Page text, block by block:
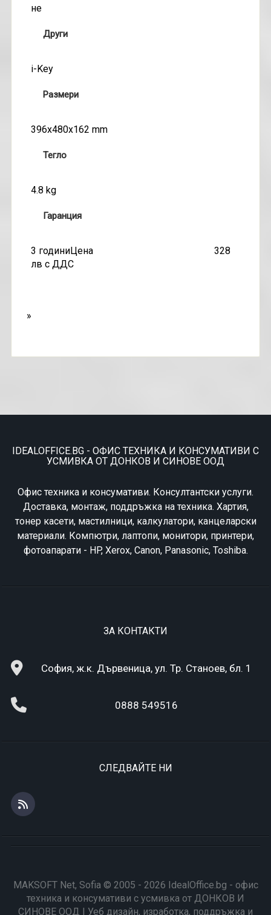
не
Други
i-Key
Размери
396x480x162 mm
Тегло
4.8 kg
Гаранция
3 годиниЦена 328
лв с ДДС
»
IDEALOFFICE.BG - ОФИС ТЕХНИКА И КОНСУМАТИВИ С
УСМИВКА ОТ ДОНКОВ И СИНОВЕ ООД
Офис техника и консумативи. Консултантски услуги.
Доставка, монтаж, поддръжка на техника. Хартия,
тонер касети, мастилници, калкулатори, канцеларски
материали. Компютри, лаптопи, монитори, принтери,
фотоапарати - HP, Xerox, Canon, Panasonic, Toshiba.
ЗА КОНТАКТИ
София, ж.к. Дървеница, ул. Тр. Станоев, бл. 1
0888 549516
СЛЕДВАЙТЕ НИ
MAKSOFT Net, Sofia © 2005 - 2026 IdealOffice.bg - офис
техника и консумативи с усмивка от ДОНКОВ И
СИНОВЕ ООД | Уеб дизайн, изработка, поддръжка и